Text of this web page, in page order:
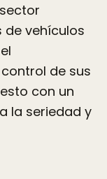
de vehículos
de sus
con un
la seriedad y